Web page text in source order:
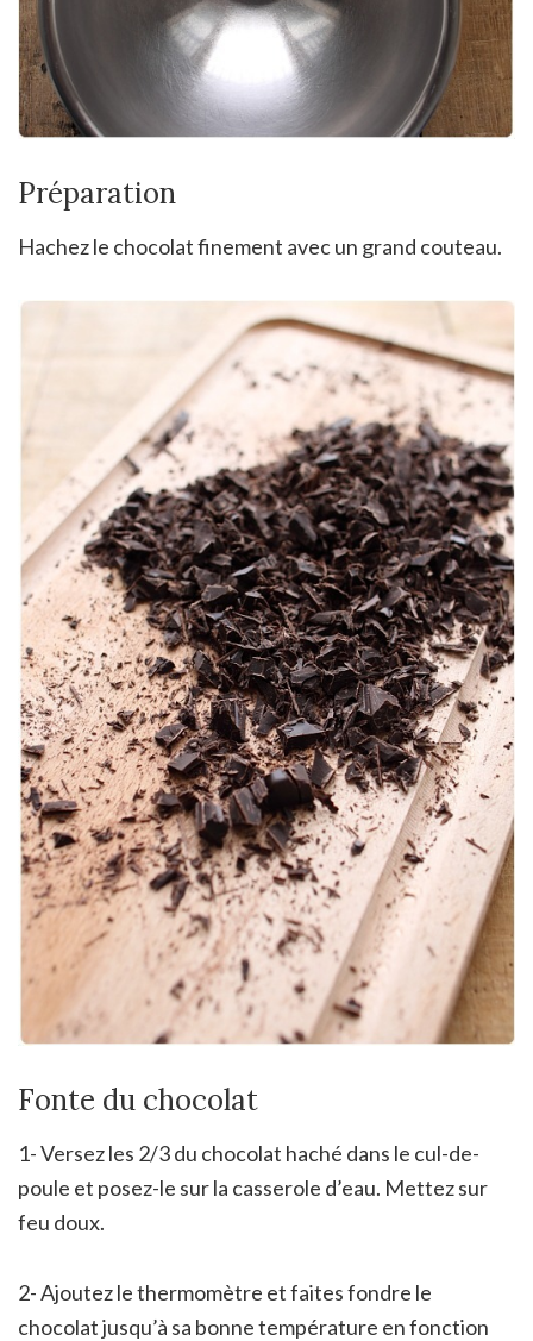
Préparation
Hachez le chocolat finement avec un grand couteau.
Fonte du chocolat
1- Versez les 2/3 du chocolat haché dans le cul-de-
poule et posez-le sur la casserole d’eau. Mettez sur
feu doux.
2- Ajoutez le thermomètre et faites fondre le
chocolat jusqu’à sa bonne température en fonction